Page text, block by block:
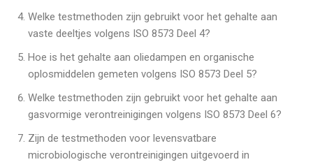
Welke testmethoden zijn gebruikt voor het gehalte aan
vaste deeltjes volgens ISO 8573 Deel 4?
Hoe is het gehalte aan oliedampen en organische
oplosmiddelen gemeten volgens ISO 8573 Deel 5?
Welke testmethoden zijn gebruikt voor het gehalte aan
gasvormige verontreinigingen volgens ISO 8573 Deel 6?
Zijn de testmethoden voor levensvatbare
microbiologische verontreinigingen uitgevoerd in